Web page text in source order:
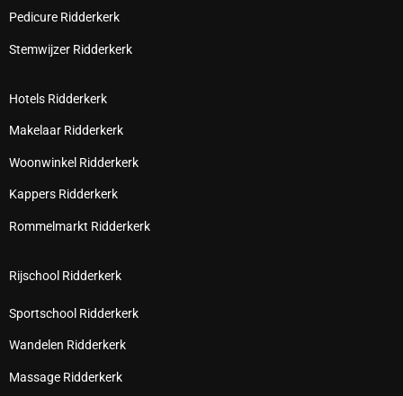
Pedicure Ridderkerk
Stemwijzer Ridderkerk
Hotels Ridderkerk
Makelaar Ridderkerk
Woonwinkel Ridderkerk
Kappers Ridderkerk
Rommelmarkt Ridderkerk
Rijschool Ridderkerk
Sportschool Ridderkerk
Wandelen Ridderkerk
Massage Ridderkerk